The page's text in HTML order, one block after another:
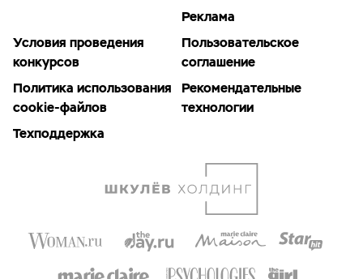
Реклама
Условия проведения
конкурсов
Пользовательское
соглашение
Политика использования
cookie-файлов
Рекомендательные
технологии
Техподдержка